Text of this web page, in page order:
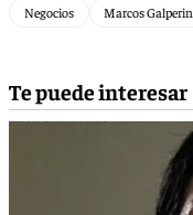
Negocios Marcos Galperin